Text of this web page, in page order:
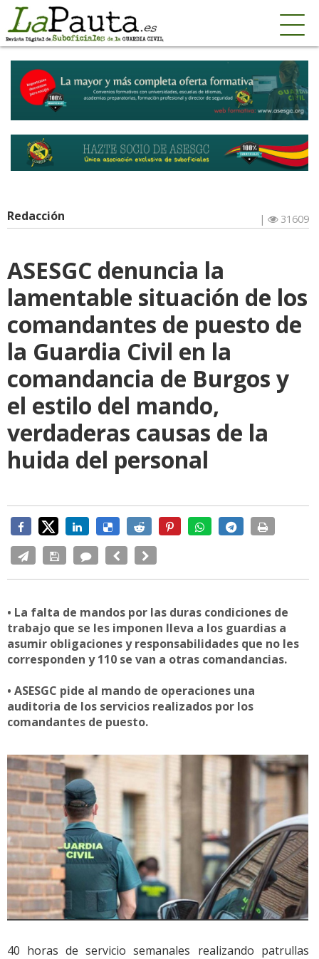
Redacción | 31609
ASESGC denuncia la
lamentable situación de los
comandantes de puesto de
la Guardia Civil en la
comandancia de Burgos y
el estilo del mando,
verdaderas causas de la
huida del personal
• La falta de mandos por las duras condiciones de
trabajo que se les imponen lleva a los guardias a
asumir obligaciones y responsabilidades que no les
corresponden y 110 se van a otras comandancias.
• ASESGC pide al mando de operaciones una
auditoria de los servicios realizados por los
comandantes de puesto.
40 horas de servicio semanales realizando patrullas